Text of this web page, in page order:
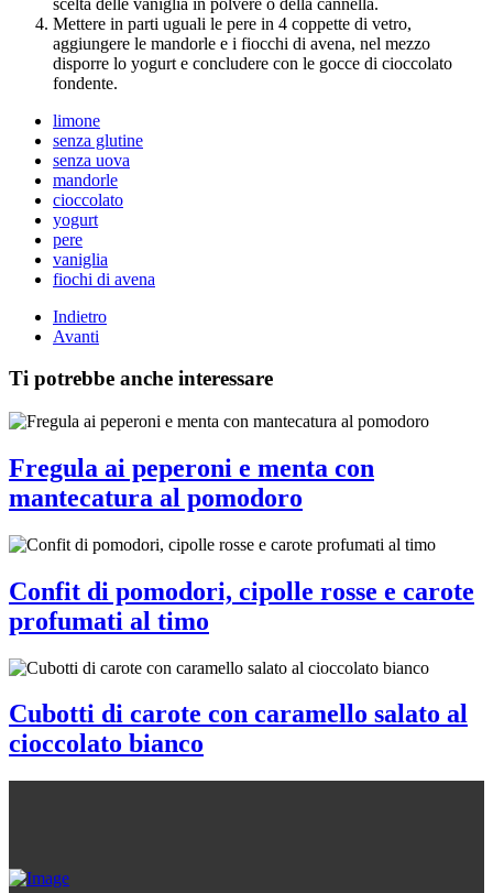
Mettere in parti uguali le pere in 4 coppette di vetro,
aggiungere le mandorle e i fiocchi di avena, nel mezzo
disporre lo yogurt e concludere con le gocce di cioccolato
fondente.
limone
senza glutine
senza uova
mandorle
cioccolato
yogurt
pere
vaniglia
fiochi di avena
Indietro
Avanti
Ti potrebbe anche interessare
Fregula ai peperoni e menta con
mantecatura al pomodoro
Confit di pomodori, cipolle rosse e carote
profumati al timo
Cubotti di carote con caramello salato al
cioccolato bianco